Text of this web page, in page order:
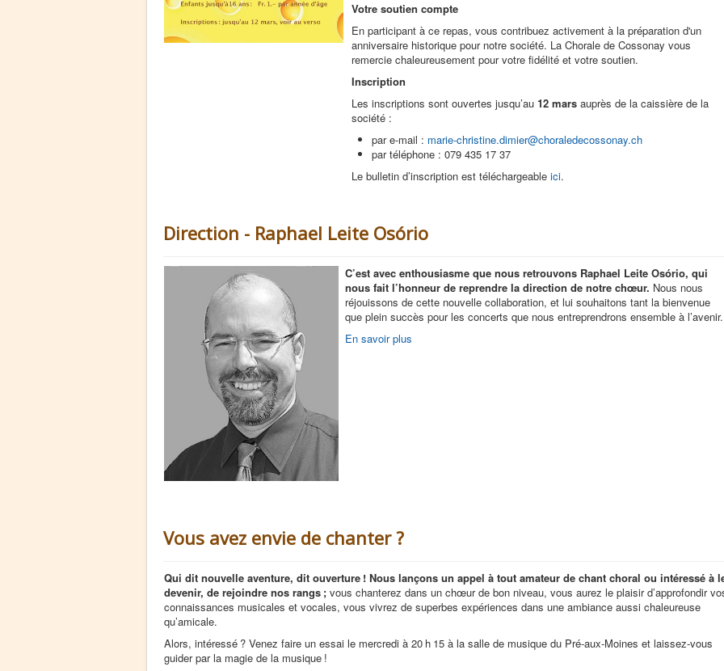
Votre soutien compte
En participant à ce repas, vous contribuez activement à la préparation d'un
anniversaire historique pour notre société. La Chorale de Cossonay vous
remercie chaleureusement pour votre fidélité et votre soutien.
Inscription
Les inscriptions sont ouvertes jusqu’au 12 mars auprès de la caissière de la
société :
par e-mail : marie-christine.dimier@choraledecossonay.ch
par téléphone : 079 435 17 37
Le bulletin d’inscription est téléchargeable ici.
Direction - Raphael Leite Osório
C’est avec enthousiasme que nous retrouvons Raphael Leite Osório, qui
nous fait l’honneur de reprendre la direction de notre chœur. Nous nous
réjouissons de cette nouvelle collaboration, et lui souhaitons tant la bienvenue
que plein succès pour les concerts que nous entreprendrons ensemble à l’avenir.
En savoir plus
Vous avez envie de chanter ?
Qui dit nouvelle aventure, dit ouverture ! Nous lançons un appel à tout amateur de chant choral ou intéressé à
devenir, de rejoindre nos rangs ; vous chanterez dans un chœur de bon niveau, vous aurez le plaisir d’approfondir
connaissances musicales et vocales, vous vivrez de superbes expériences dans une ambiance aussi chaleureuse
qu’amicale.
Alors, intéressé ? Venez faire un essai le mercredi à 20 h 15 à la salle de musique du Pré-aux-Moines et laissez-vous
guider par la magie de la musique !